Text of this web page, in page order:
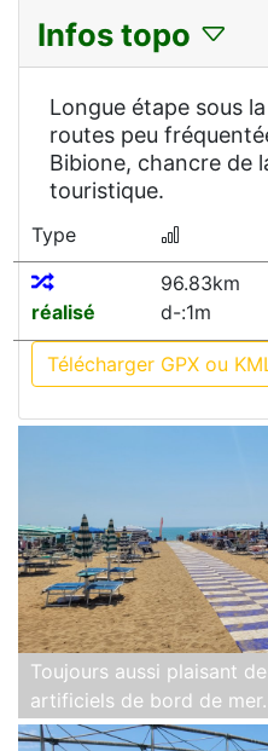
Infos topo
Longue étape sous
routes peu
Bibione, chancre de
touristique.
Type
réalisé
96.83km
d-:1m
Télécharger GPX ou
Toujours aussi plaisant
artificiels de bord de mer.